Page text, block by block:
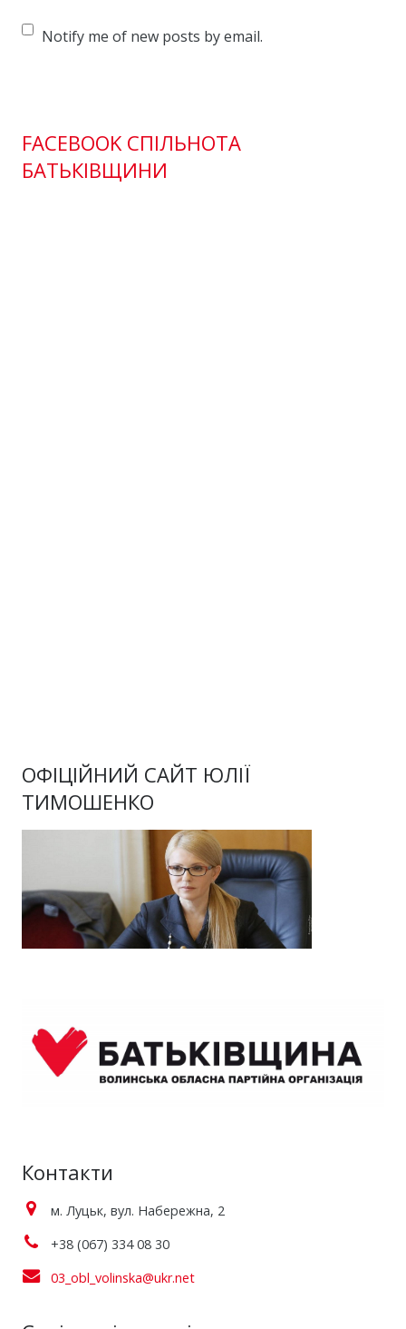
Notify me of new posts by email.
FACEBOOK СПІЛЬНОТА
БАТЬКІВЩИНИ
ОФІЦІЙНИЙ САЙТ ЮЛІЇ
ТИМОШЕНКО
Контакти
м. Луцьк, вул. Набережна, 2
+38 (067) 334 08 30
03_obl_volinska@ukr.net